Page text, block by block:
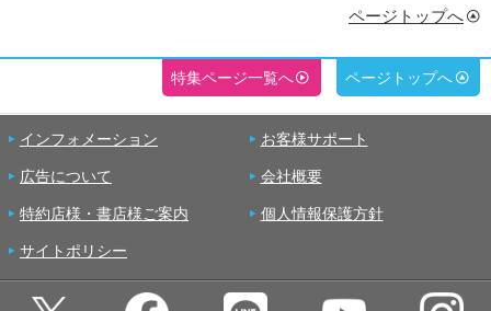
ページトップへ
特集ページ一覧へ ページトップへ
インフォメーション お客様サポート
広告について 会社概要
特約店様・書店様ご案内 個人情報保護方針
サイトポリシー